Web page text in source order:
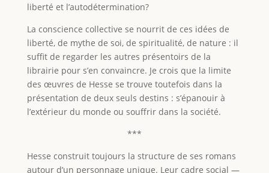
liberté et l’autodétermination?
La conscience collective se nourrit de ces idées de
liberté, de mythe de soi, de spiritualité, de nature : il
suffit de regarder les autres présentoirs de la
librairie pour s’en convaincre. Je crois que la limite
des œuvres de Hesse se trouve toutefois dans la
présentation de deux seuls destins : s’épanouir à
l’extérieur du monde ou souffrir dans la société.
***
Hesse construit toujours la structure de ses romans
autour d’un personnage unique. Leur cadre social —